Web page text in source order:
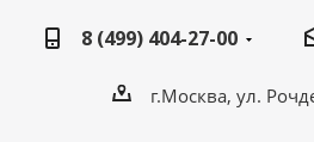
8 (499) 404-27-00
г.Москва, ул.